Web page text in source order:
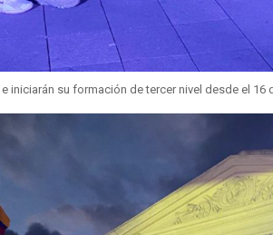
iniciarán su formación de tercer nivel desde el 16